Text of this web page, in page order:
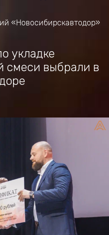
«Новосибирскавтодор»
укладке
смеси выбрали в